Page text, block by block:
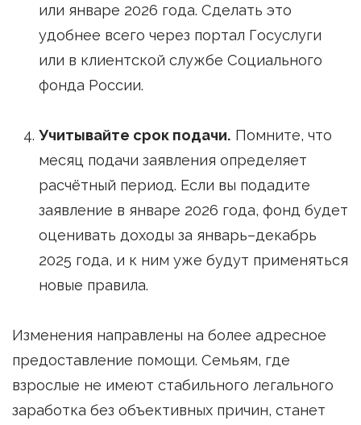
или январе 2026 года. Сделать это
удобнее всего через портал Госуслуги
или в клиентской службе Социального
фонда России.
Учитывайте срок подачи. Помните, что
месяц подачи заявления определяет
расчётный период. Если вы подадите
заявление в январе 2026 года, фонд будет
оценивать доходы за январь–декабрь
2025 года, и к ним уже будут применяться
новые правила.
Изменения направлены на более адресное
предоставление помощи. Семьям, где
взрослые не имеют стабильного легального
заработка без объективных причин, станет